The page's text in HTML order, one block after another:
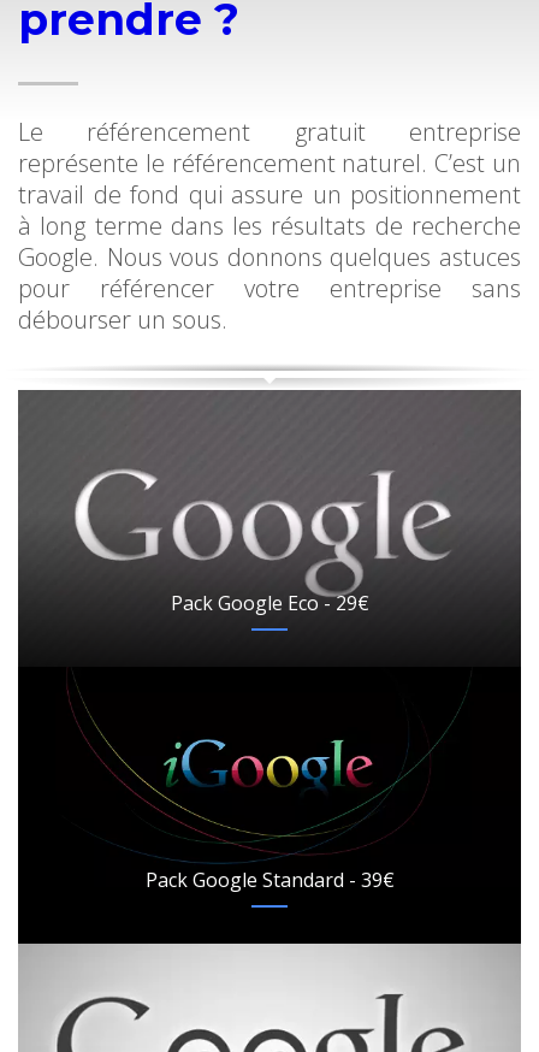
prendre ?
Le référencement gratuit entreprise
représente le référencement naturel. C’est un
travail de fond qui assure un positionnement
à long terme dans les résultats de recherche
Google. Nous vous donnons quelques astuces
pour référencer votre entreprise sans
débourser un sous.
Pack Google Eco - 29€
Pack Google Standard - 39€